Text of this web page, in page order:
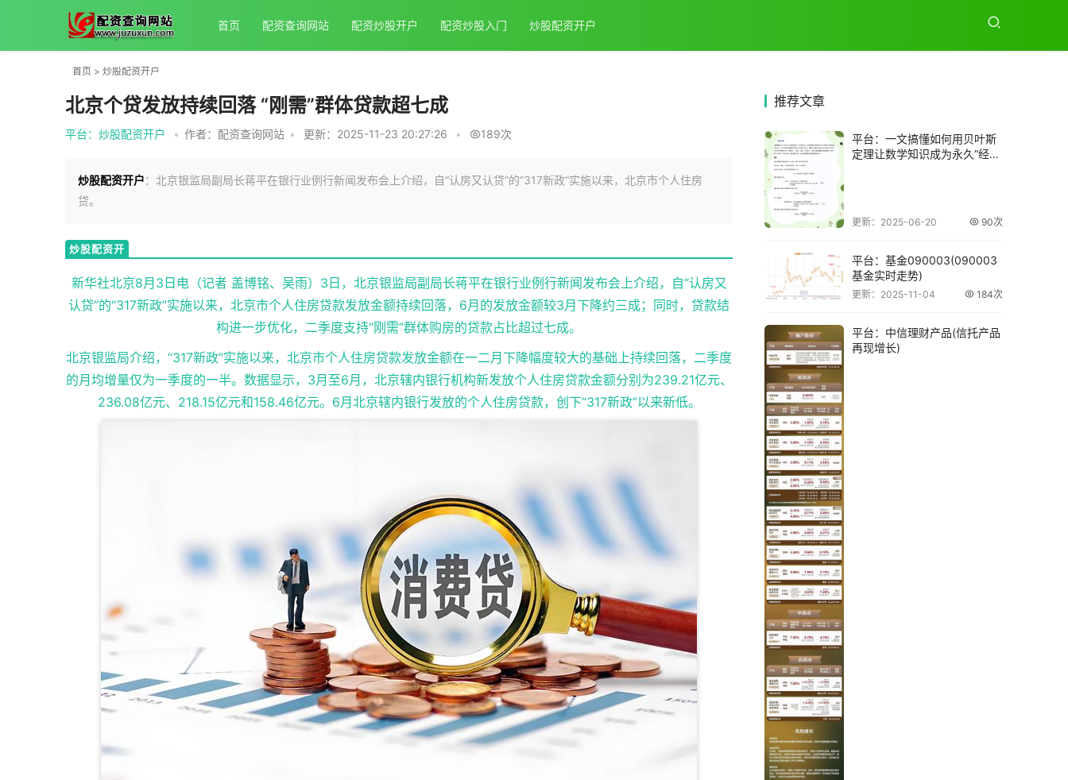
首页 配资查询网站 配资炒股开户 配资炒股入门 炒股配资开户
首页 > 炒股配资开户
北京个贷发放持续回落 “刚需”群体贷款超七成
平台：炒股配资开户 • 作者：配资查询网站 • 更新：2025-11-23 20:27:26 • 189次
炒股配资开户：北京银监局副局长蒋平在银行业例行新闻发布会上介绍，自“认房又认贷”的“317新政”实施以来，北京市个人住房
贷。
炒股配资开
新华社北京8月3日电（记者 盖博铭、吴雨）3日，北京银监局副局长蒋平在银行业例行新闻发布会上介绍，自“认房又
认贷”的“317新政”实施以来，北京市个人住房贷款发放金额持续回落，6月的发放金额较3月下降约三成；同时，贷款结
构进一步优化，二季度支持“刚需”群体购房的贷款占比超过七成。
北京银监局介绍，“317新政”实施以来，北京市个人住房贷款发放金额在一二月下降幅度较大的基础上持续回落，二季度
的月均增量仅为一季度的一半。数据显示，3月至6月，北京辖内银行机构新发放个人住房贷款金额分别为239.21亿元、
236.08亿元、218.15亿元和158.46亿元。6月北京辖内银行发放的个人住房贷款，创下“317新政”以来新低。
推荐文章
平台：一文搞懂如何用贝叶斯
定理让数学知识成为永久“经
更新：2025-06-20 90次
平台：基金090003(090003
基金实时走势)
更新：2025-11-04 184次
平台：中信理财产品(信托产品
再现增长)